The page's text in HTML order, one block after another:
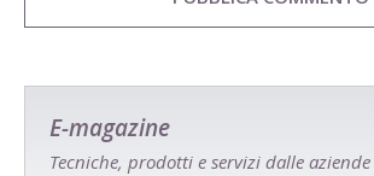
E-magazine
Tecniche, prodotti e servizi dalle aziende